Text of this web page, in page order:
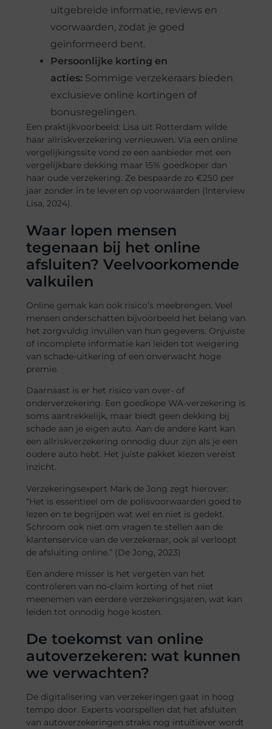
uitgebreide informatie, reviews en
voorwaarden, zodat je goed
geïnformeerd bent.
Persoonlijke korting en
acties: Sommige verzekeraars bieden
exclusieve online kortingen of
bonusregelingen.
Een praktijkvoorbeeld: Lisa uit Rotterdam wilde
haar allriskverzekering vernieuwen. Via een online
vergelijkingssite vond ze een aanbieder met een
vergelijkbare dekking maar 15% goedkoper dan
haar oude verzekering. Ze bespaarde zo €250 per
jaar zonder in te leveren op voorwaarden (Interview
Lisa, 2024).
Waar lopen mensen
tegenaan bij het online
afsluiten? Veelvoorkomende
valkuilen
Online gemak kan ook risico’s meebrengen. Veel
mensen onderschatten bijvoorbeeld het belang van
het zorgvuldig invullen van hun gegevens. Onjuiste
of incomplete informatie kan leiden tot weigering
van schade-uitkering of een onverwacht hoge
premie.
Daarnaast is er het risico van over- of
onderverzekering. Een goedkope WA-verzekering is
soms aantrekkelijk, maar biedt geen dekking bij
schade aan je eigen auto. Aan de andere kant kan
een allriskverzekering onnodig duur zijn als je een
oudere auto hebt. Het juiste pakket kiezen vereist
inzicht.
Verzekeringsexpert Mark de Jong zegt hierover:
“Het is essentieel om de polisvoorwaarden goed te
lezen en te begrijpen wat wel en niet is gedekt.
Schroom ook niet om vragen te stellen aan de
klantenservice van de verzekeraar, ook al verloopt
de afsluiting online.” (De Jong, 2023)
Een andere misser is het vergeten van het
controleren van no-claim korting of het niet
meenemen van eerdere verzekeringsjaren, wat kan
leiden tot onnodig hoge kosten.
De toekomst van online
autoverzekeren: wat kunnen
we verwachten?
De digitalisering van verzekeringen gaat in hoog
tempo door. Experts voorspellen dat het afsluiten
van autoverzekeringen straks nog intuïtiever wordt